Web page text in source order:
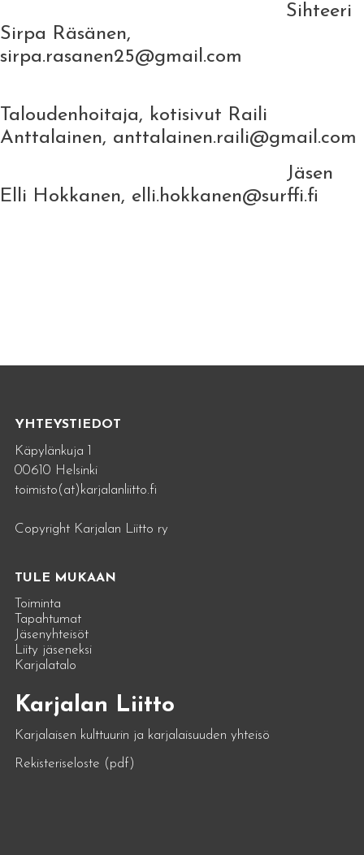
Sihteeri
Sirpa Räsänen,
sirpa.rasanen25@gmail.com
Taloudenhoitaja, kotisivut Raili
Anttalainen, anttalainen.raili@gmail.com
Jäsen
Elli Hokkanen, elli.hokkanen@surffi.fi
YHTEYSTIEDOT
Käpylänkuja 1
00610 Helsinki
toimisto(at)karjalanliitto.fi
Copyright Karjalan Liitto ry
TULE MUKAAN
Toiminta
Tapahtumat
Jäsenyhteisöt
Liity jäseneksi
Karjalatalo
Karjalan Liitto
Karjalaisen kulttuurin ja karjalaisuuden yhteisö
Rekisteriseloste (pdf)